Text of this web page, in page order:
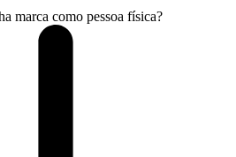
marca como pessoa física?